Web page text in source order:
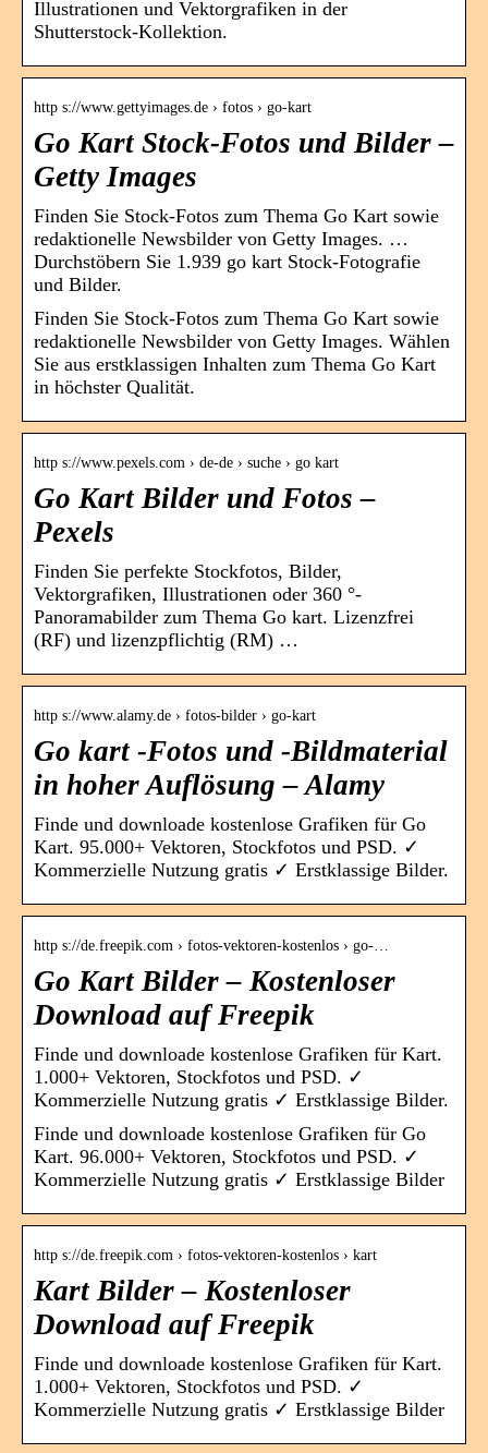
Illustrationen und Vektorgrafiken in der
Shutterstock-Kollektion.
http s://www.gettyimages.de › fotos › go-kart
Go Kart Stock-Fotos und Bilder –
Getty Images
Finden Sie Stock-Fotos zum Thema Go Kart sowie
redaktionelle Newsbilder von Getty Images. …
Durchstöbern Sie 1.939 go kart Stock-Fotografie
und Bilder.
Finden Sie Stock-Fotos zum Thema Go Kart sowie
redaktionelle Newsbilder von Getty Images. Wählen
Sie aus erstklassigen Inhalten zum Thema Go Kart
in höchster Qualität.
http s://www.pexels.com › de-de › suche › go kart
Go Kart Bilder und Fotos –
Pexels
Finden Sie perfekte Stockfotos, Bilder,
Vektorgrafiken, Illustrationen oder 360 °-
Panoramabilder zum Thema Go kart. Lizenzfrei
(RF) und lizenzpflichtig (RM) …
http s://www.alamy.de › fotos-bilder › go-kart
Go kart -Fotos und -Bildmaterial
in hoher Auflösung – Alamy
Finde und downloade kostenlose Grafiken für Go
Kart. 95.000+ Vektoren, Stockfotos und PSD. ✓
Kommerzielle Nutzung gratis ✓ Erstklassige Bilder.
http s://de.freepik.com › fotos-vektoren-kostenlos › go-…
Go Kart Bilder – Kostenloser
Download auf Freepik
Finde und downloade kostenlose Grafiken für Kart.
1.000+ Vektoren, Stockfotos und PSD. ✓
Kommerzielle Nutzung gratis ✓ Erstklassige Bilder.
Finde und downloade kostenlose Grafiken für Go
Kart. 96.000+ Vektoren, Stockfotos und PSD. ✓
Kommerzielle Nutzung gratis ✓ Erstklassige Bilder
http s://de.freepik.com › fotos-vektoren-kostenlos › kart
Kart Bilder – Kostenloser
Download auf Freepik
Finde und downloade kostenlose Grafiken für Kart.
1.000+ Vektoren, Stockfotos und PSD. ✓
Kommerzielle Nutzung gratis ✓ Erstklassige Bilder